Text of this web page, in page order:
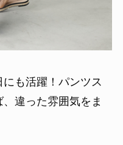
も活躍！パンツス
違った雰囲気をま